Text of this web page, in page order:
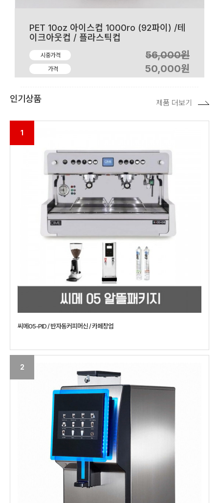
PET 10oz 아이스컵 1000ro (92파이) /테
이크아웃컵 / 플라스틱컵
시중가격 56,000원
가격 50,000원
인기상품
1
씨메05-PID / 반자동커피머신 / 카페창업
2
제품 더보기